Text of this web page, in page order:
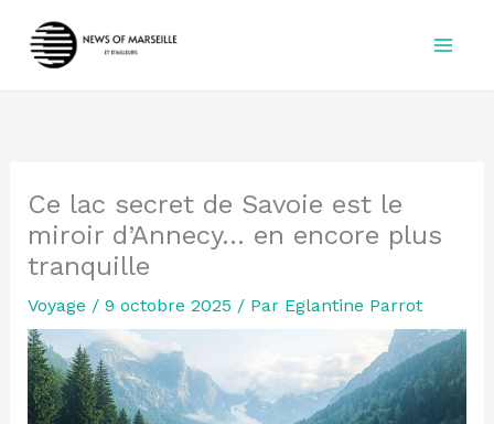
Ce lac secret de Savoie est le
miroir d’Annecy… en encore plus
tranquille
Voyage / 9 octobre 2025 / Par Eglantine Parrot